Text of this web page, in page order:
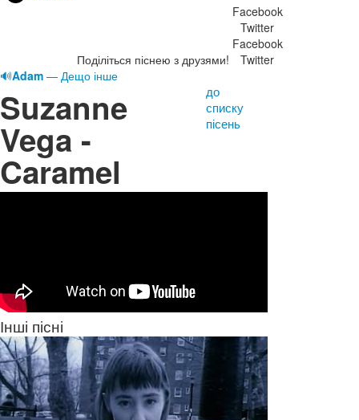
Поділіться піснею з друзями!
Facebook
Twitter
Facebook
Twitter
🔊Adam — Дещо інше
Suzanne
Vega -
Caramel
до
списку
пісень
Інші пісні